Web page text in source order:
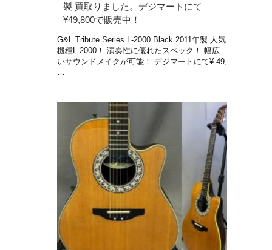
製 買取りました。デジマートにて
¥49,800で販売中！
G&L Tribute Series L-2000 Black 2011年製 人気
機種L-2000！ 演奏性に優れたスペック！ 幅広
いサウンドメイクが可能！ デジマートにて¥ 49,